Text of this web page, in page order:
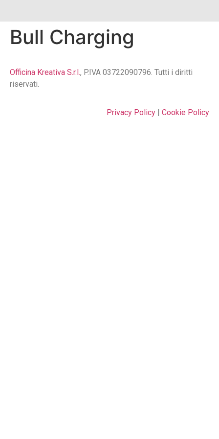
Bull Charging
Officina Kreativa S.r.l., P.IVA 03722090796. Tutti i diritti
riservati.
Privacy Policy Cookie Policy